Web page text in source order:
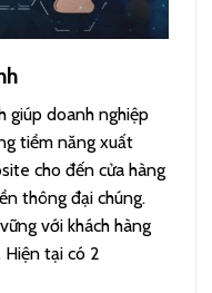
giúp doanh nghiệp
tiềm năng xuất
cho đến cửa hàng
thông đại chúng.
với khách hàng
Hiện tại có 2